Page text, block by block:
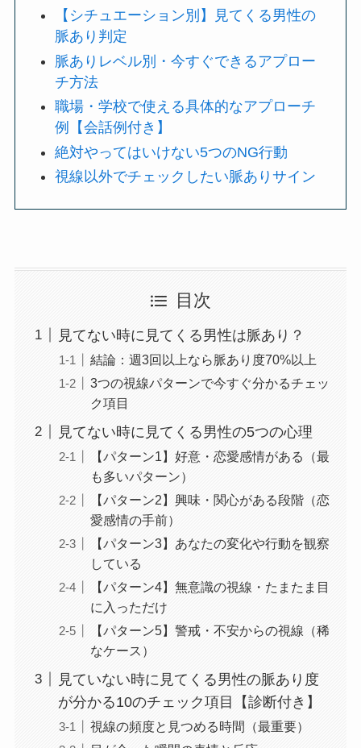
【シチュエーション別】見てくる男性の
脈あり判定
脈ありレベル別・今すぐできるアプロー
チ方法
職場・学校で使える具体的なアプローチ
例【会話例付き】
絶対やってはいけない5つのNG行動
視線以外でチェックしたい脈ありサイン
目次
見てない時に見てくる男性は脈あり？
結論：週3回以上なら脈あり度70%以上
3つの視線パターンで今すぐ分かるチェッ
ク項目
見てない時に見てくる男性の5つの心理
【パターン1】好意・恋愛感情がある（最
も多いパターン）
【パターン2】興味・関心がある段階（恋
愛感情の手前）
【パターン3】あなたの変化や行動を観察
している
【パターン4】無意識の視線・たまたま目
に入っただけ
【パターン5】警戒・不安からの視線（稀
なケース）
見ていない時に見てくる男性の脈あり度
が分かる10のチェック項目【診断付き】
視線の頻度と見つめる時間（最重要）